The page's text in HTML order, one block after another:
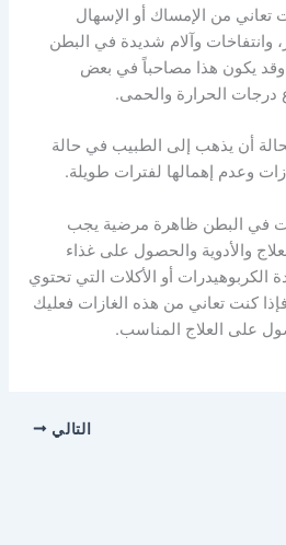
تعاني من الإمساك أو الإسهال
وانتفاخات وآلام شديدة في البطن
يكون هذا مصاحباً في بعض
درجات الحرارة والحمى.
أن يذهب إلى الطبيب في حالة
وعدم إهمالها لفترات طويلة.
في البطن ظاهرة مرضية يجب
والأدوية والحصول على غذاء
أو الأكلات التي تحتوي
كنت تعاني من هذه الغازات فعليك
على العلاج المناسب.
التالي